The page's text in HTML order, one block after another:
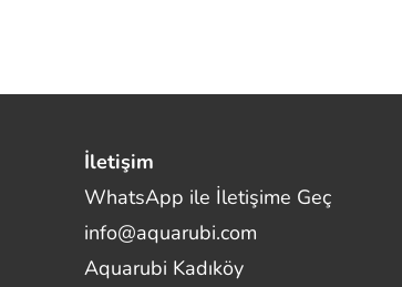
İletişim
WhatsApp ile İletişime Geç
info@aquarubi.com
Aquarubi Kadıköy
Merhaba! Size nasıl yardımcı
olabilirim?